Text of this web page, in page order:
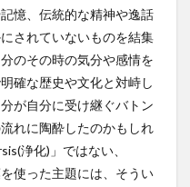
憶、伝統的な精神や逸話
されていないものを結集
のその時の気分や感情を
確な歴史や文化と対峙し
が自分に受け継ぐバトン
れに陶酔したのかもしれ
浄化)」ではない、
使った主題には、そうい